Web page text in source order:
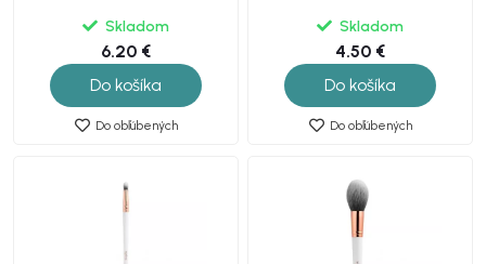
Skladom
6.20 €
Do košíka
Do obľúbených
Skladom
4.50 €
Do košíka
Do obľúbených